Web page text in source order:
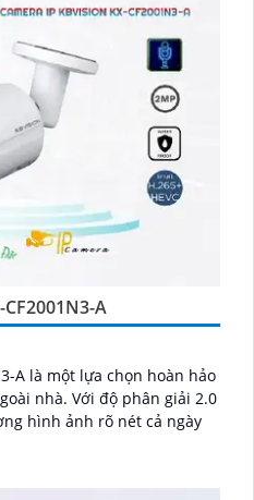
CF2001N3-A
A là một lựa chọn hoàn hảo
phân giải 2.0
hình ảnh rõ nét cả ngày